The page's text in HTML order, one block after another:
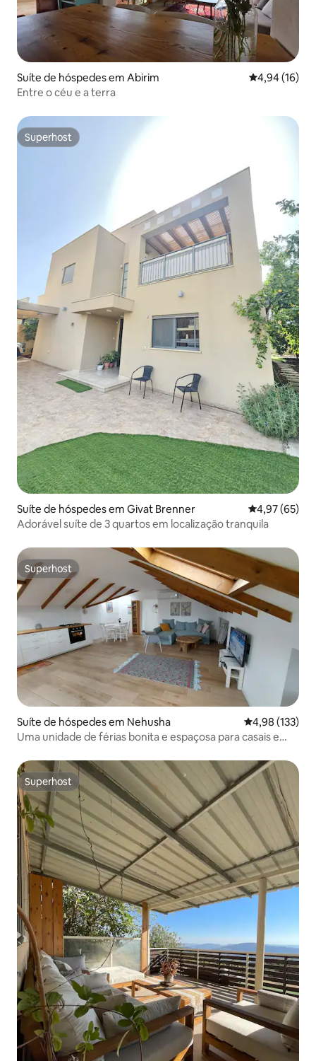
Suíte de hóspedes em Abirim Classificação
4,94 (16)
Entre o céu e a terra
Superhost
Superhost
Suíte de hóspedes em Givat Brenner Classificação
4,97 (65)
Adorável suíte de 3 quartos em localização tranquila
Superhost
Superhost
Suíte de hóspedes em Nehusha Classificação
4,98 (133)
Uma unidade de férias bonita e espaçosa para casais e
Superhost
Superhost